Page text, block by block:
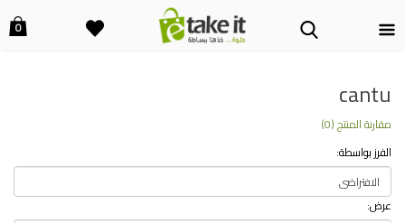
0
cantu
مقارنة المنتج (0)
الفرز بواسطة:
عرض: